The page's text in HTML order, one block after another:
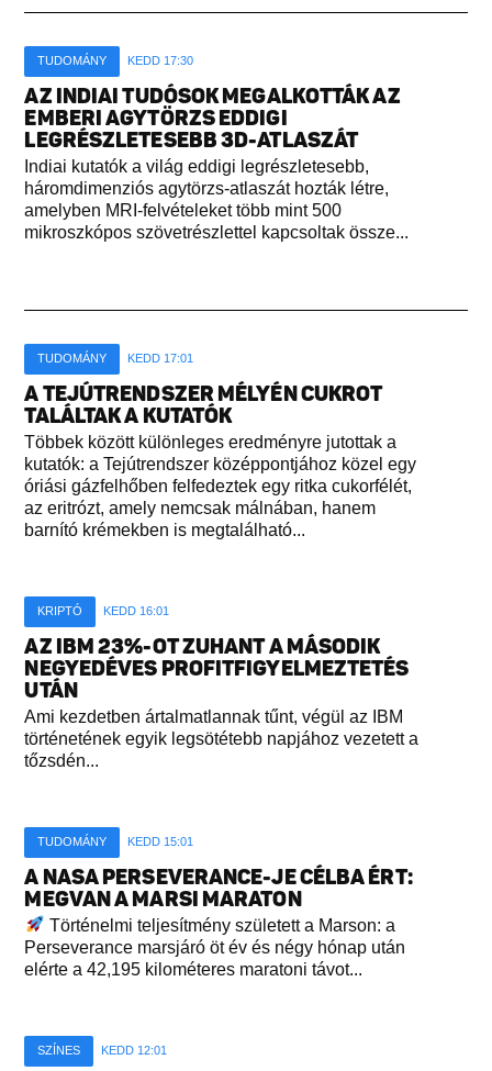
TUDOMÁNY KEDD 17:30
AZ INDIAI TUDÓSOK MEGALKOTTÁK AZ
EMBERI AGYTÖRZS EDDIGI
LEGRÉSZLETESEBB 3D-ATLASZÁT
Indiai kutatók a világ eddigi legrészletesebb,
háromdimenziós agytörzs-atlaszát hozták létre,
amelyben MRI-felvételeket több mint 500
mikroszkópos szövetrészlettel kapcsoltak össze...
TUDOMÁNY KEDD 17:01
A TEJÚTRENDSZER MÉLYÉN CUKROT
TALÁLTAK A KUTATÓK
Többek között különleges eredményre jutottak a
kutatók: a Tejútrendszer középpontjához közel egy
óriási gázfelhőben felfedeztek egy ritka cukorfélét,
az eritrózt, amely nemcsak málnában, hanem
barnító krémekben is megtalálható...
KRIPTÓ KEDD 16:01
AZ IBM 23%-OT ZUHANT A MÁSODIK
NEGYEDÉVES PROFITFIGYELMEZTETÉS
UTÁN
Ami kezdetben ártalmatlannak tűnt, végül az IBM
történetének egyik legsötétebb napjához vezetett a
tőzsdén...
TUDOMÁNY KEDD 15:01
A NASA PERSEVERANCE-JE CÉLBA ÉRT:
MEGVAN A MARSI MARATON
Történelmi teljesítmény született a Marson: a
Perseverance marsjáró öt év és négy hónap után
elérte a 42,195 kilométeres maratoni távot...
SZÍNES KEDD 12:01